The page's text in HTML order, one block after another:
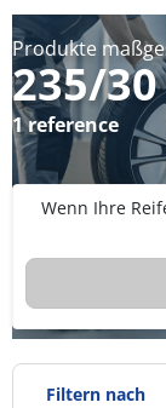
Produkte
235/
1 reference
Wenn Ihre
Filtern nach